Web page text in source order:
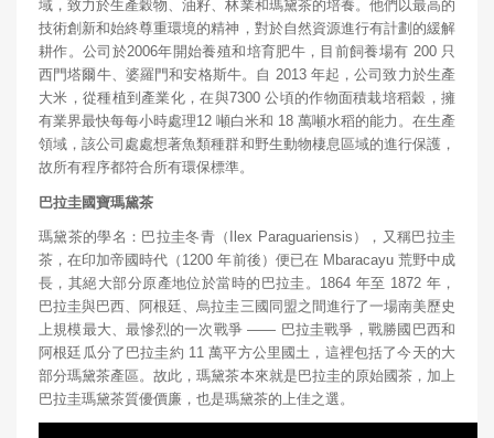
域，致力於生產穀物、油籽、林業和瑪黛茶的培養。他們以最高的
技術創新和始終尊重環境的精神，對於自然資源進行有計劃的緩解
耕作。公司於2006年開始養殖和培育肥牛，目前飼養場有 200 只
西門塔爾牛、婆羅門和安格斯牛。自 2013 年起，公司致力於生產
大米，從種植到產業化，在與7300 公頃的作物面積栽培稻穀，擁
有業界最快每每小時處理12 噸白米和 18 萬噸水稻的能力。在生產
領域，該公司處處想著魚類種群和野生動物棲息區域的進行保護，
故所有程序都符合所有環保標準。
巴拉圭國寶瑪黛茶
瑪黛茶的學名：巴拉圭冬青（Ilex Paraguariensis），又稱巴拉圭
茶，在印加帝國時代（1200 年前後）便已在 Mbaracayu 荒野中成
長，其絕大部分原產地位於當時的巴拉圭。1864 年至 1872 年，
巴拉圭與巴西、阿根廷、烏拉圭三國同盟之間進行了一場南美歷史
上規模最大、最慘烈的一次戰爭 —— 巴拉圭戰爭，戰勝國巴西和
阿根廷瓜分了巴拉圭約 11 萬平方公里國土，這裡包括了今天的大
部分瑪黛茶產區。故此，瑪黛茶本來就是巴拉圭的原始國茶，加上
巴拉圭瑪黛茶質優價廉，也是瑪黛茶的上佳之選。